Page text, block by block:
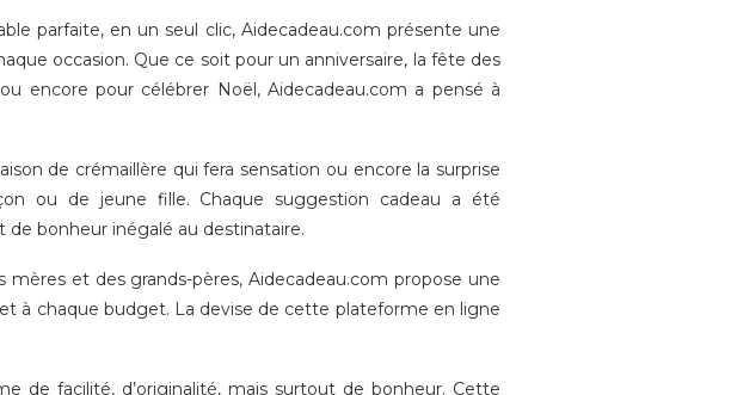
parfaite, en un seul clic, Aidecadeau.com présente une
occasion. Que ce soit pour un anniversaire, la fête des
encore pour célébrer Noël, Aidecadeau.com a pensé à
de crémaillère qui fera sensation ou encore la surprise
ou de jeune fille. Chaque suggestion cadeau a été
bonheur inégalé au destinataire.
mères et des grands-pères, Aidecadeau.com propose une
à chaque budget. La devise de cette plateforme en ligne
de facilité, d’originalité, mais surtout de bonheur. Cette